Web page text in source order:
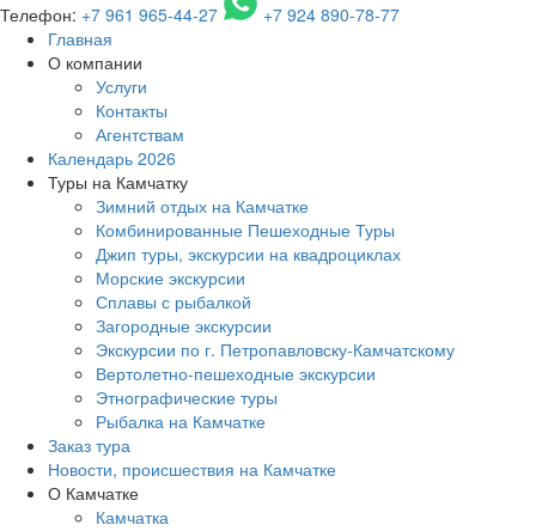
Телефон: +7 961 965-44-27
+7 924 890-78-77
Главная
О компании
Услуги
Контакты
Агентствам
Календарь 2026
Туры на Камчатку
Зимний отдых на Камчатке
Комбинированные Пешеходные Туры
Джип туры, экскурсии на квадроциклах
Морские экскурсии
Сплавы с рыбалкой
Загородные экскурсии
Экскурсии по г. Петропавловску-Камчатскому
Вертолетно-пешеходные экскурсии
Этнографические туры
Рыбалка на Камчатке
Заказ тура
Новости, происшествия на Камчатке
О Камчатке
Камчатка